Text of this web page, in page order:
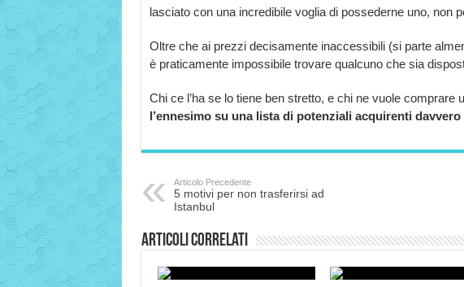
lasciato con una incredibile voglia di possederne uno, non
Oltre che ai prezzi decisamente inaccessibili (si parte
è praticamente impossibile trovare qualcuno che sia
Chi ce l’ha se lo tiene ben stretto, e chi ne vuole comprare
l’ennesimo su una lista di potenziali acquirenti
Articolo Precedente
5 motivi per non trasferirsi ad
Istanbul
Articoli correlati